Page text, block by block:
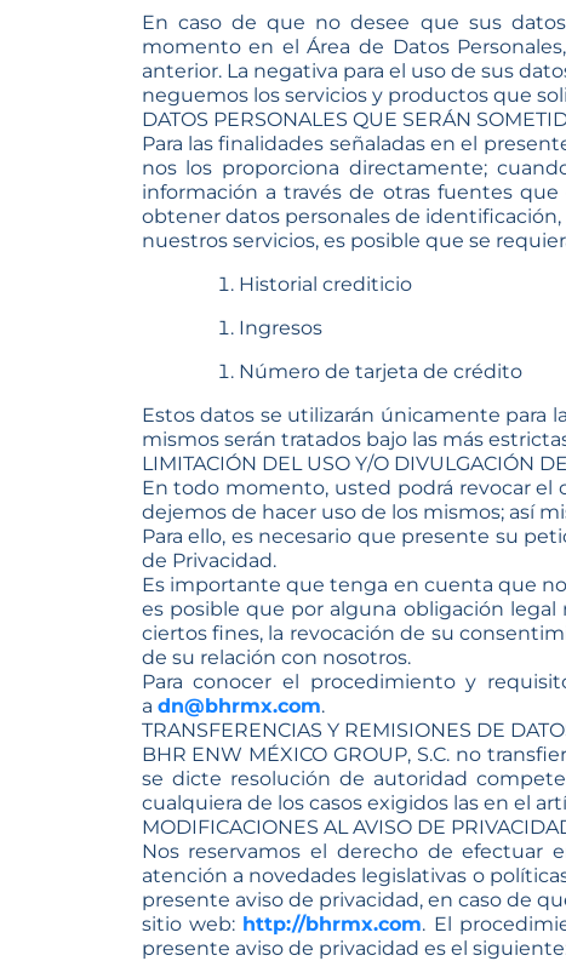
En caso de que no desee que sus
momento en el Área de Datos
anterior. La negativa para el uso de sus
neguemos los servicios y productos que
DATOS PERSONALES QUE SERÁN
Para las finalidades señaladas en el
nos los proporciona directamente;
información a través de otras fuentes
obtener datos personales de
nuestros servicios, es posible que se
Historial crediticio
Ingresos
Número de tarjeta de crédito
Estos datos se utilizarán únicamente para
mismos serán tratados bajo las más
LIMITACIÓN DEL USO Y/O DIVULGACIÓN
En todo momento, usted podrá revocar
dejemos de hacer uso de los mismos; así
Para ello, es necesario que presente su
de Privacidad.
Es importante que tenga en cuenta que
es posible que por alguna obligación legal
ciertos fines, la revocación de su
de su relación con nosotros.
Para conocer el procedimiento y
a dn@bhrmx.com.
TRANSFERENCIAS Y REMISIONES DE
BHR ENW MÉXICO GROUP, S.C. no
se dicte resolución de autoridad
cualquiera de los casos exigidos las en el
MODIFICACIONES AL AVISO DE
Nos reservamos el derecho de efectuar
atención a novedades legislativas o
presente aviso de privacidad, en caso de
sitio web: http://bhrmx.com. El
presente aviso de privacidad es el